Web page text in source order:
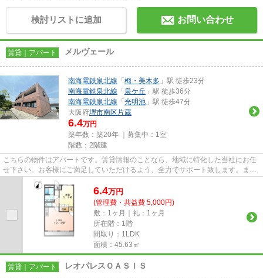
検討リストに追加 お問い合わせ
賃貸｜アパート メルヴェール
南海電鉄泉北線 「 栂・美木多 」駅 徒歩23分
南海電鉄泉北線 「 泉ケ丘 」駅 徒歩36分
南海電鉄泉北線 「 光明池 」駅 徒歩47分
大阪府堺市南区 片蔵
6.4万円
築年数：築20年 ｜募集中： 1室
階数：2階建
こちらの物件はアパートです。賃貸情報のことなら、地域に特化した当社にお任
せ下さい。お客様にご満足していただけるよう、全力でサポート致します。ま
た、ご希望に適した物件のご紹...
6.4万円
(管理費・共益費 5,000円)
敷：1ヶ月｜礼：1ヶ月
所在階：1階
間取り：1LDK
面積：45.63㎡
賃貸｜アパート レオパレスＯＡＳＩＳ